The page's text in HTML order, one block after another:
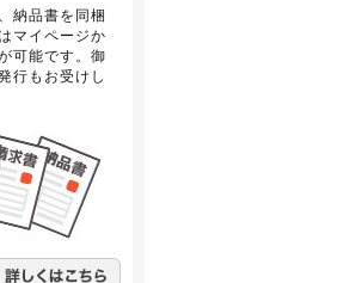
納品書を同梱
マイページか
可能です。御
行もお受けし